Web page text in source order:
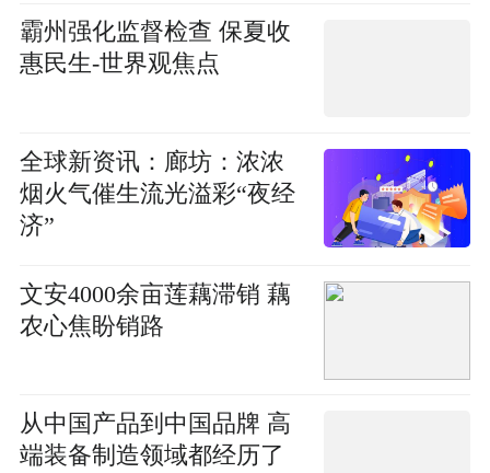
霸州强化监督检查 保夏收
惠民生-世界观焦点
全球新资讯：廊坊：浓浓
烟火气催生流光溢彩“夜经
济”
文安4000余亩莲藕滞销 藕
农心焦盼销路
从中国产品到中国品牌 高
端装备制造领域都经历了